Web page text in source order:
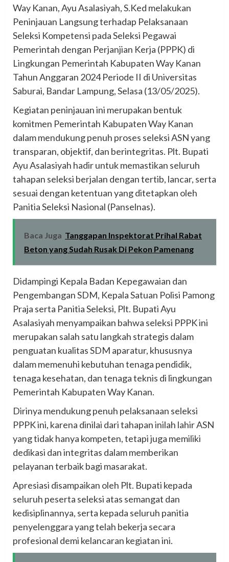
Way Kanan, Ayu Asalasiyah, S.Ked melakukan
Peninjauan Langsung terhadap Pelaksanaan
Seleksi Kompetensi pada Seleksi Pegawai
Pemerintah dengan Perjanjian Kerja (PPPK) di
Lingkungan Pemerintah Kabupaten Way Kanan
Tahun Anggaran 2024 Periode II di Universitas
Saburai, Bandar Lampung, Selasa (13/05/2025).
Kegiatan peninjauan ini merupakan bentuk
komitmen Pemerintah Kabupaten Way Kanan
dalam mendukung penuh proses seleksi ASN yang
transparan, objektif, dan berintegritas. Plt. Bupati
Ayu Asalasiyah hadir untuk memastikan seluruh
tahapan seleksi berjalan dengan tertib, lancar, serta
sesuai dengan ketentuan yang ditetapkan oleh
Panitia Seleksi Nasional (Panselnas).
Baca Juga Tanggapan Inspektorat Prihal Rabat
Beton yang Sudah Rusak Di Pekon Pamenang
Didampingi Kepala Badan Kepegawaian dan
Pengembangan SDM, Kepala Satuan Polisi Pamong
Praja serta Panitia Seleksi, Plt. Bupati Ayu
Asalasiyah menyampaikan bahwa seleksi PPPK ini
merupakan salah satu langkah strategis dalam
penguatan kualitas SDM aparatur, khususnya
dalam memenuhi kebutuhan tenaga pendidik,
tenaga kesehatan, dan tenaga teknis di lingkungan
Pemerintah Kabupaten Way Kanan.
Dirinya mendukung penuh pelaksanaan seleksi
PPPK ini, karena dinilai dari tahapan inilah lahir ASN
yang tidak hanya kompeten, tetapi juga memiliki
dedikasi dan integritas dalam memberikan
pelayanan terbaik bagi masarakat.
Apresiasi disampaikan oleh Plt. Bupati kepada
seluruh peserta seleksi atas semangat dan
kedisiplinannya, serta kepada seluruh panitia
penyelenggara yang telah bekerja secara
profesional demi kelancaran kegiatan ini.